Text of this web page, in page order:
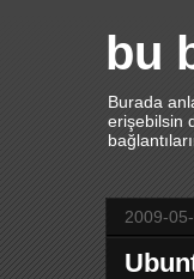
bu
Burada
erişebilsin
2009-